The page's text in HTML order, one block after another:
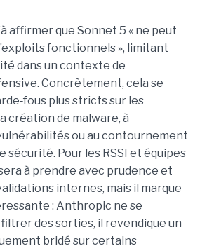
affirmer que Sonnet 5 « ne peut
fonctionnels », limitant
dans un contexte de
Concrètement, cela se
‑fous plus stricts sur les
création de malware, à
ou au contournement
sécurité. Pour les RSSI et équipes
à prendre avec prudence et
internes, mais il marque
: Anthropic ne se
des sorties, il revendique un
bridé sur certains